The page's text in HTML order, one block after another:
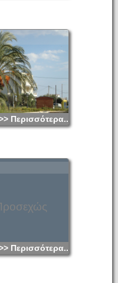
Περισσότερα...
Περισσότερα...